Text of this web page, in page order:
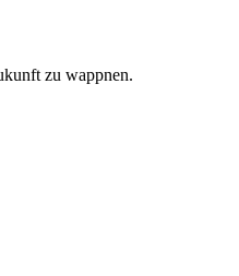
zu wappnen.